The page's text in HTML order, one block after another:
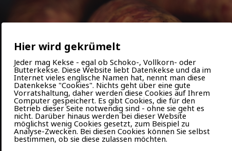
Hier wird gekrümelt
Jeder mag Kekse - egal ob Schoko-, Vollkorn- oder
Butterkekse. Diese Website liebt Datenkekse und da im
Internet vieles englische Namen hat, nennt man diese
Datenkekse "Cookies". Nichts geht über eine gute
Vorratshaltung, daher werden diese Cookies auf Ihrem
Computer gespeichert. Es gibt Cookies, die für den
Betrieb dieser Seite notwendig sind - ohne sie geht es
nicht. Darüber hinaus werden bei dieser Website
möglichst wenig Cookies gesetzt, zum Beispiel zu
Analyse-Zwecken. Bei diesen Cookies können Sie selbst
bestimmen, ob sie diese zulassen möchten.